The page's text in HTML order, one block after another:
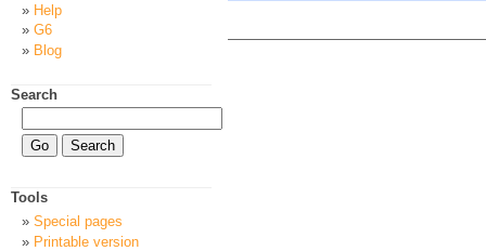
Help
G6
Blog
Search
Tools
Special pages
Printable version